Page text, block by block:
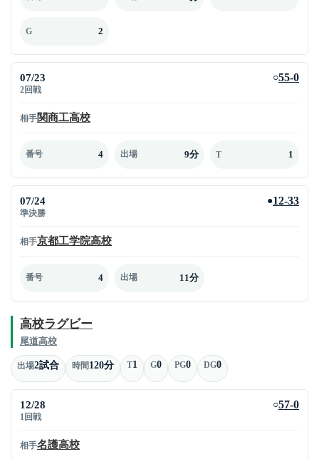
G 2
07/23
2回戦
○55-0
相手関商工高校
番号 4 出場 9分 T 1
07/24
準決勝
●12-33
相手京都工学院高校
番号 4 出場 11分
高校ラグビー
尾道高校
出場2試合 時間120分 T1 G0 PG0 DG0
12/28
1回戦
○57-0
相手名護高校